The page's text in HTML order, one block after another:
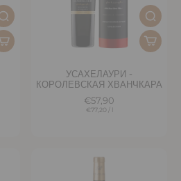
УСАХЕЛАУРИ -
КОРОЛЕВСКАЯ ХВАНЧКАРА
€57,90
€77,20 / l